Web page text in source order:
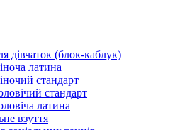
дівчаток (блок-каблук)
латина
стандарт
стандарт
латина
взуття